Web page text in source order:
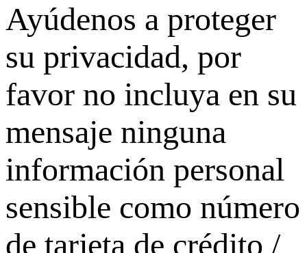
Ayúdenos a proteger
su privacidad, por
favor no incluya en su
mensaje ninguna
información personal
sensible como número
de tarjeta de crédito /